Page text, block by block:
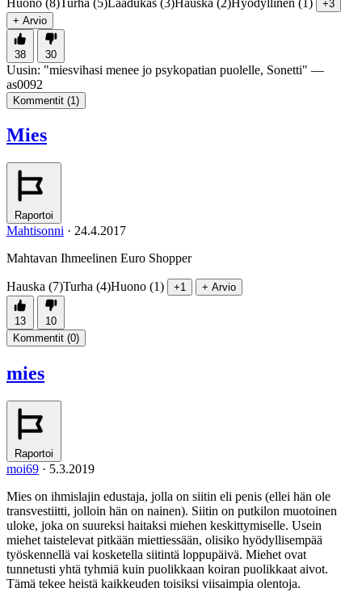
+3
+ Arvio
38 30
Uusin: "miesvihasi menee jo psykopatian puolelle, Sonetti" —
as0092
Kommentit (1)
Mies
Raportoi
Mahtisonni · 24.4.2017
Mahtavan Ihmeelinen Euro Shopper
Hauska (7)Turha (4)Huono (1) +1 + Arvio
13
10
Kommentit (0)
mies
Raportoi
moi69 · 5.3.2019
Mies on ihmislajin edustaja, jolla on siitin eli penis (ellei hän ole
transvestiitti, jolloin hän on nainen). Siitin on putkilon muotoinen
uloke, joka on suureksi haitaksi miehen keskittymiselle. Usein
miehet taistelevat pitkään miettiessään, olisiko hyödyllisempää
työskennellä vai kosketella siitintä loppupäivä. Miehet ovat
tunnetusti yhtä tyhmiä kuin puolikkaan koiran puolikkaat aivot.
Tämä tekee heistä kaikkeuden toisiksi viisaimpia olentoja.